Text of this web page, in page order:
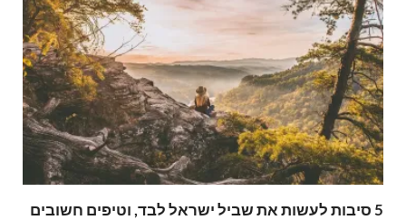
5 סיבות לעשות את שביל ישראל לבד, וטיפים חשובים